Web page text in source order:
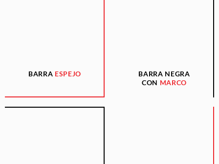
BARRA ESPEJO
BARRA NEGRA
CON MARCO